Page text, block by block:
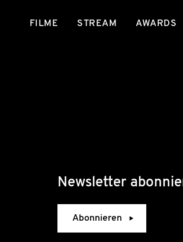
FILME STREAM AWARDS
Newsletter
Abonnieren